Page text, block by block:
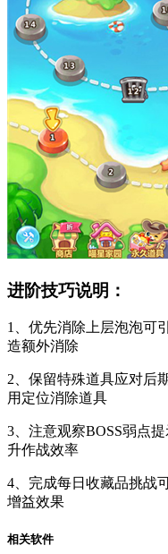
进阶技巧说明：
1、优先消除上层泡泡可
造额外消除
2、保留特殊道具应对后
用定位消除道具
3、注意观察BOSS弱点
升作战效率
4、完成每日收藏品挑战
增益效果
相关软件